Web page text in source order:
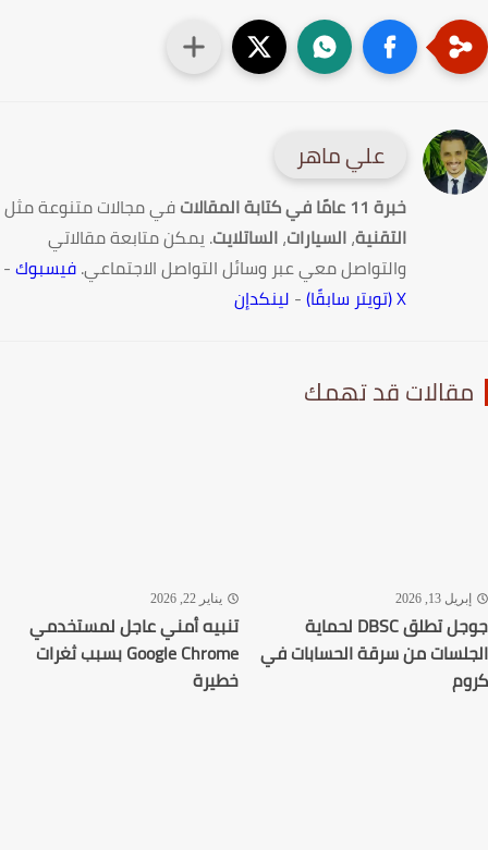
علي ماهر
خبرة 11 عامًا في كتابة المقالات
في مجالات متنوعة مثل
التقنية،السيارات،الساتلايت. يمكن متابعة مقالاتي
والتواصل معي عبر وسائل التواصل الاجتماعي.فيسبوك-
-لينكدإن
قد تهمك
13, 2026
جوجل تطلق DBSC لحماية
من سرقة الحسابات في
يناير 22, 2026
تنبيه أمني عاجل لمستخدمي
Google Chrome بسبب ثغرات
خطيرة